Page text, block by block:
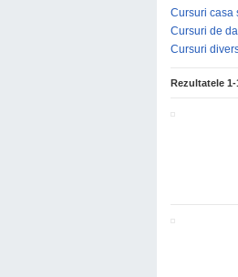
Cursuri casa
Cursuri de
Cursuri
Rezultatele 1-